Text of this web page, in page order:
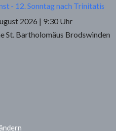
- 12. Sonntag nach Trinitatis
2026 | 9:30 Uhr
St. Bartholomäus Brodswinden